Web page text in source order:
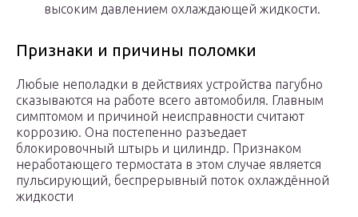
высоким давлением охлаждающей жидкости.
Признаки и причины поломки
Любые неполадки в действиях устройства пагубно
сказываются на работе всего автомобиля. Главным
симптомом и причиной неисправности считают
коррозию. Она постепенно разъедает
блокировочный штырь и цилиндр. Признаком
неработающего термостата в этом случае является
пульсирующий, беспрерывный поток охлаждённой
жидкости